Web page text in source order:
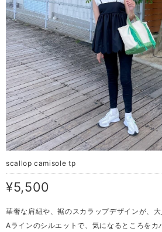
scallop camisole tp
¥5,500
華奢な肩紐や、裾のスカラップデザインが、
Aラインのシルエットで、気になるところをカ